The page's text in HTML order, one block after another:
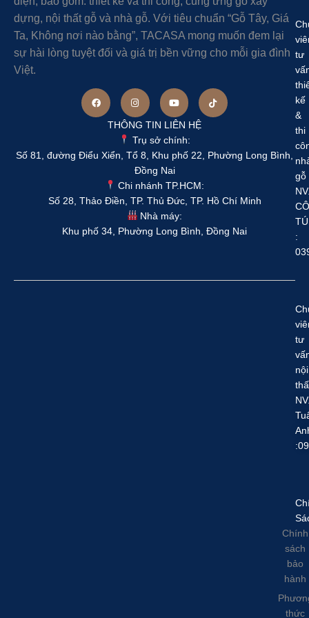
dựng, nội thất gỗ và nhà gỗ. Với tiêu chuẩn “Gỗ Tây, Giá
Ta, Không nơi nào bằng”, TACASA mong muốn đem lại
sự hài lòng tuyệt đối và giá trị bền vững cho mỗi gia đình
Việt.
THÔNG TIN LIÊN HỆ
Trụ sở chính:
Số 81, đường Điểu Xiển, Tổ 8, Khu phố 22, Phường Long Bình,
Đồng Nai
Chi nhánh TP.HCM:
Số 28, Thảo Điền, TP. Thủ Đức, TP. Hồ Chí Minh
Nhà máy:
Khu phố 34, Phường Long Bình, Đồng Nai
tư
kế
&
thi
gỗ
TÚ
:
tư
nội
Chính
sách
bảo
hành
thức